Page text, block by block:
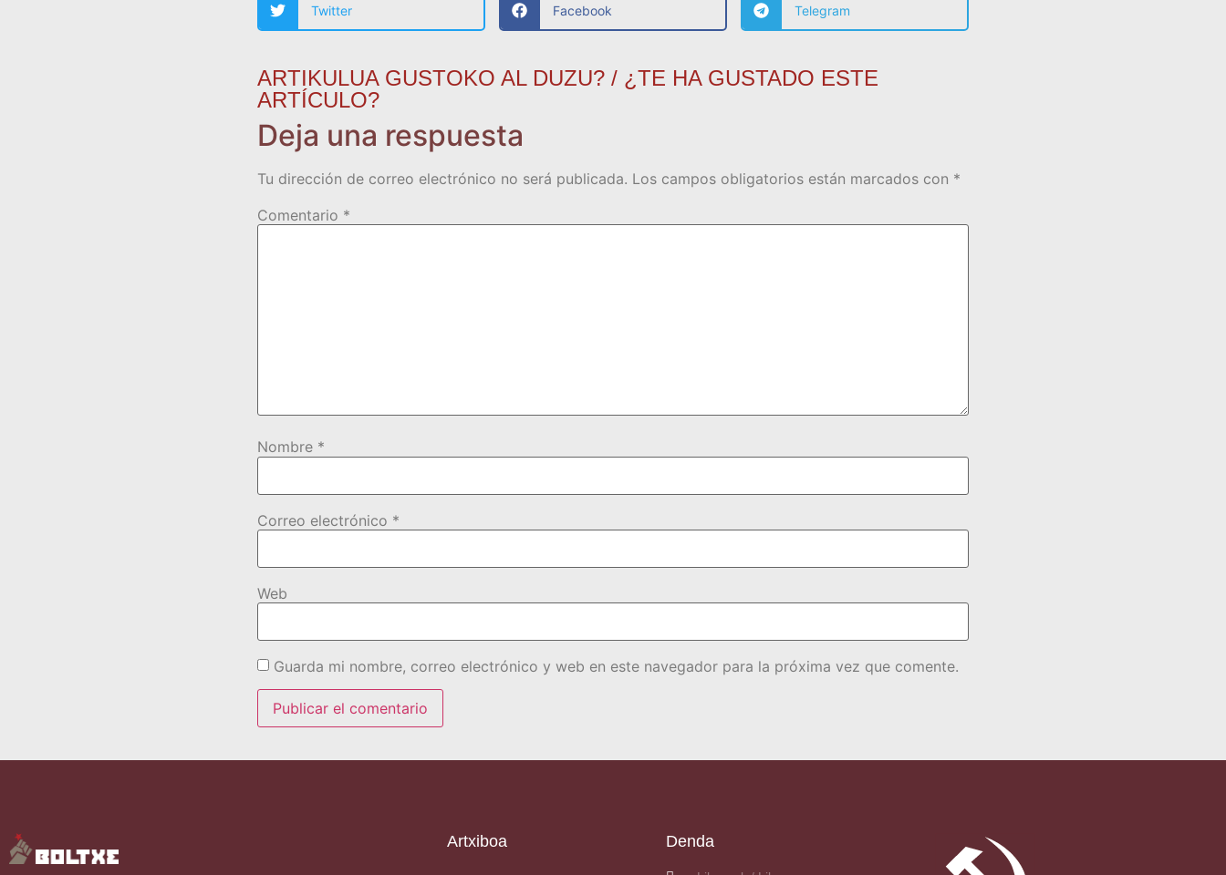
Twitter Facebook Telegram
ARTIKULUA GUSTOKO AL DUZU? / ¿TE HA GUSTADO ESTE
ARTÍCULO?
Deja una respuesta
Tu dirección de correo electrónico no será publicada. Los campos obligatorios están marcados con *
Comentario *
Nombre *
Correo electrónico *
Web
Guarda mi nombre, correo electrónico y web en este navegador para la próxima vez que comente.
Artxiboa Denda